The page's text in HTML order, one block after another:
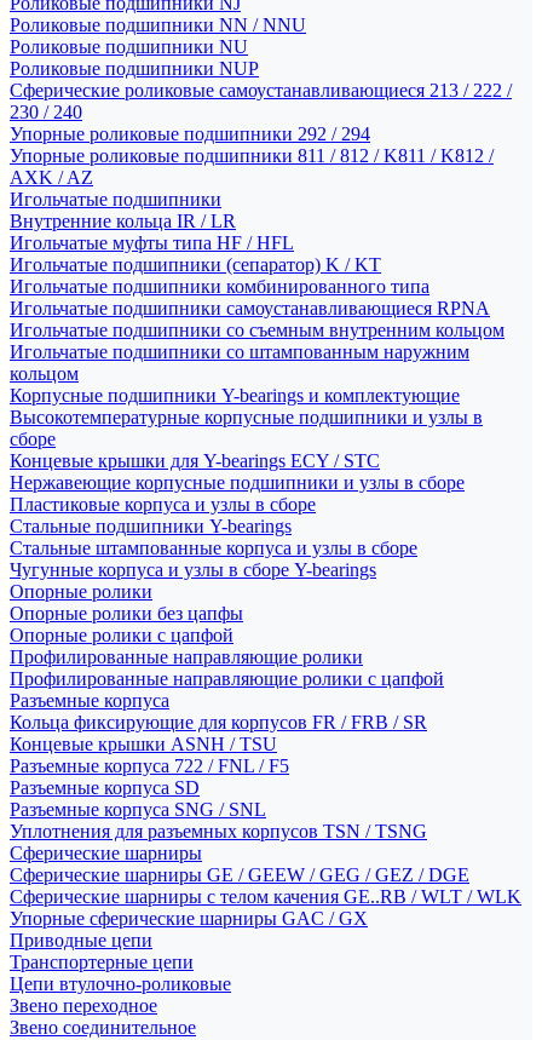
Роликовые подшипники NN / NNU
Роликовые подшипники NU
Роликовые подшипники NUP
Сферические роликовые самоустанавливающиеся 213 / 222 /
230 / 240
Упорные роликовые подшипники 292 / 294
Упорные роликовые подшипники 811 / 812 / K811 / K812 /
AXK / AZ
Игольчатые подшипники
Внутренние кольца IR / LR
Игольчатые муфты типа HF / HFL
Игольчатые подшипники (сепаратор) K / KT
Игольчатые подшипники комбинированного типа
Игольчатые подшипники самоустанавливающиеся RPNA
Игольчатые подшипники со съемным внутренним кольцом
Игольчатые подшипники со штампованным наружним
кольцом
Корпусные подшипники Y-bearings и комплектующие
Высокотемпературные корпусные подшипники и узлы в
сборе
Концевые крышки для Y-bearings ECY / STC
Нержавеющие корпусные подшипники и узлы в сборе
Пластиковые корпуса и узлы в сборе
Стальные подшипники Y-bearings
Стальные штампованные корпуса и узлы в сборе
Чугунные корпуса и узлы в сборе Y-bearings
Опорные ролики
Опорные ролики без цапфы
Опорные ролики с цапфой
Профилированные направляющие ролики
Профилированные направляющие ролики с цапфой
Разъемные корпуса
Кольца фиксирующие для корпусов FR / FRB / SR
Концевые крышки ASNH / TSU
Разъемные корпуса 722 / FNL / F5
Разъемные корпуса SD
Разъемные корпуса SNG / SNL
Уплотнения для разъемных корпусов TSN / TSNG
Сферические шарниры
Сферические шарниры GE / GEEW / GEG / GEZ / DGE
Сферические шарниры с телом качения GE..RB / WLT / WLK
Упорные сферические шарниры GAC / GX
Приводные цепи
Транспортерные цепи
Цепи втулочно-роликовые
Звено переходное
Звено соединительное